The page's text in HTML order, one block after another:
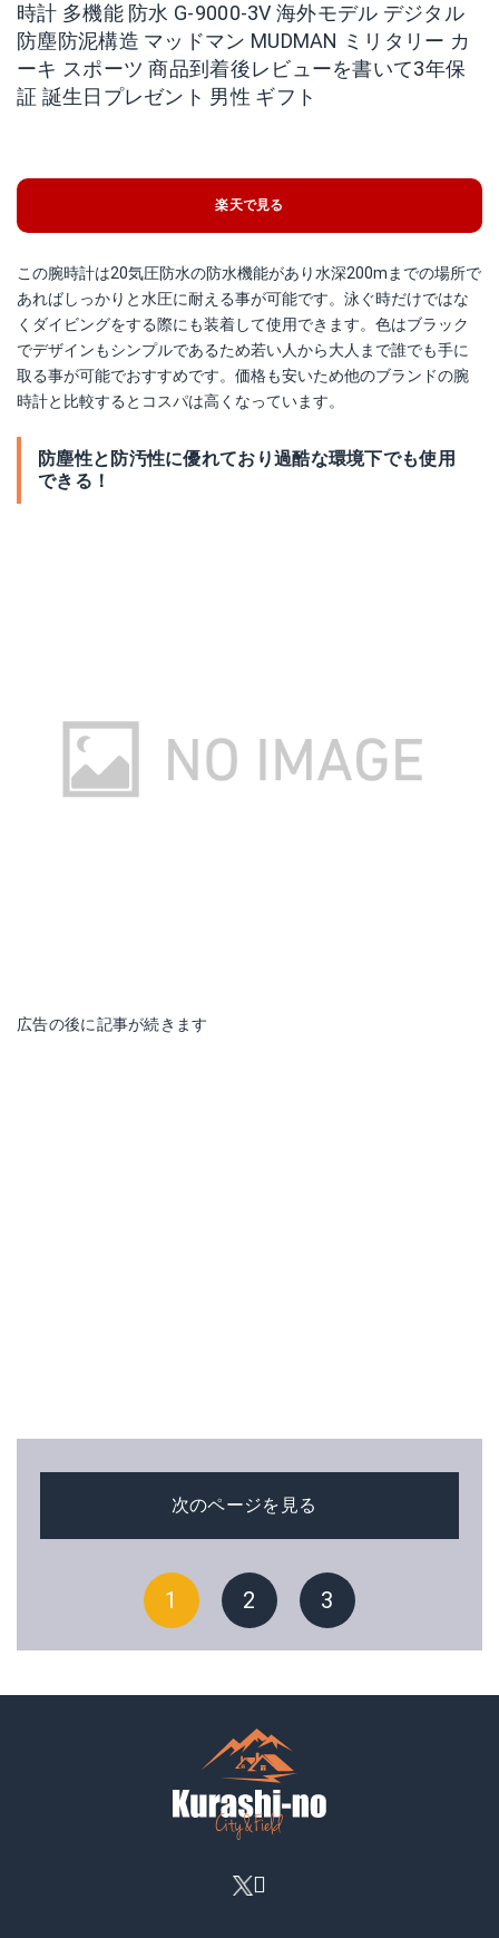
時計 多機能 防水 G-9000-3V 海外モデル デジタル
防塵防泥構造 マッドマン MUDMAN ミリタリー カ
ーキ スポーツ 商品到着後レビューを書いて3年保
証 誕生日プレゼント 男性 ギフト
楽天で見る
この腕時計は20気圧防水の防水機能があり水深200mまでの場所で
あればしっかりと水圧に耐える事が可能です。泳ぐ時だけではな
くダイビングをする際にも装着して使用できます。色はブラック
でデザインもシンプルであるため若い人から大人まで誰でも手に
取る事が可能でおすすめです。価格も安いため他のブランドの腕
時計と比較するとコスパは高くなっています。
防塵性と防汚性に優れており過酷な環境下でも使用
できる！
広告の後に記事が続きます
次のページを見る
1 2 3